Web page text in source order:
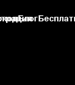
Блог